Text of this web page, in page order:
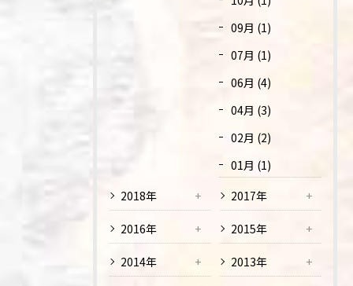
09月 (1)
07月 (1)
06月 (4)
04月 (3)
02月 (2)
01月 (1)
2018年
2017年
2016年 2015年
2014年 2013年